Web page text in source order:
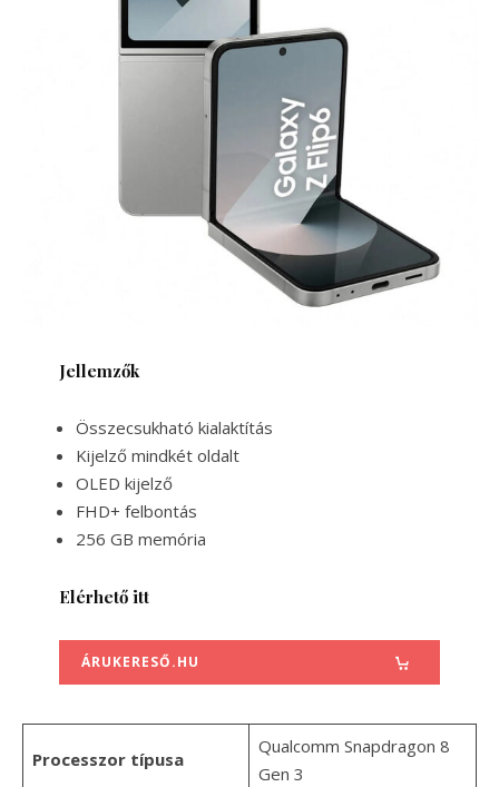
Jellemzők
Összecsukható kialaktítás
Kijelző mindkét oldalt
OLED kijelző
FHD+ felbontás
256 GB memória
Elérhető itt
ÁRUKERESŐ.HU
Processzor típusa
Qualcomm Snapdragon 8
Gen 3